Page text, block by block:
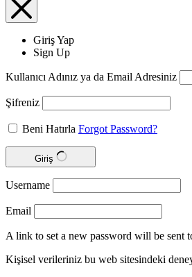
Giriş Yap
Sign Up
Kullanıcı Adınız ya da Email Adresiniz
Şifreniz
Beni Hatırla Forgot Password?
Giriş
Username
Email
A link to set a new password will be sent
Kişisel verileriniz bu web sitesindeki